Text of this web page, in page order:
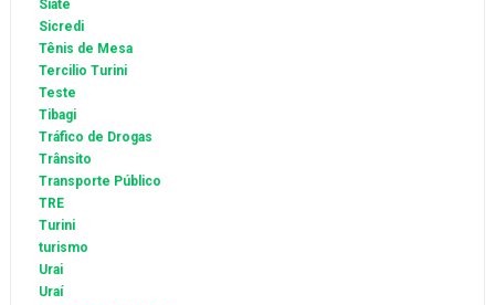
Siate
Sicredi
Tênis de Mesa
Tercilio Turini
Teste
Tibagi
Tráfico de Drogas
Trânsito
Transporte Público
TRE
Turini
turismo
Urai
Uraí